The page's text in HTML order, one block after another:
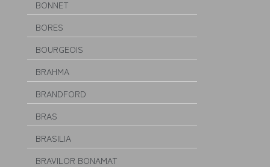
BONNET
BORES
BOURGEOIS
BRAHMA
BRANDFORD
BRAS
BRASILIA
BRAVILOR BONAMAT